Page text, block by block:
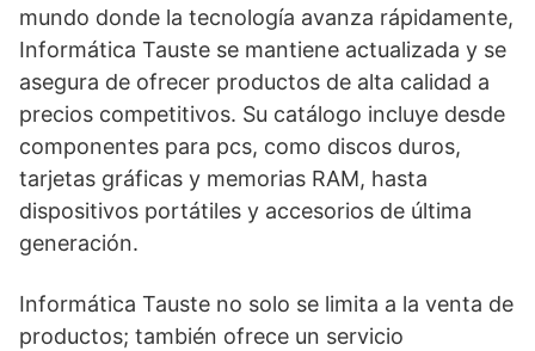
mundo donde la tecnología avanza rápidamente,
Informática Tauste se mantiene actualizada y se
asegura de ofrecer productos de alta calidad a
precios competitivos. Su catálogo incluye desde
componentes para pcs, como discos duros,
tarjetas gráficas y memorias RAM, hasta
dispositivos portátiles y accesorios de última
generación.
Informática Tauste no solo se limita a la venta de
productos; también ofrece un servicio